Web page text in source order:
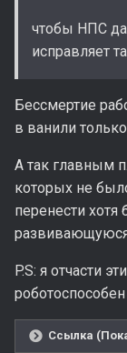
чтобы НПС
исправляет
Бессмертие
в ванили
А так главным
которых не
перенести
P.S: я отчасти
Ссылка